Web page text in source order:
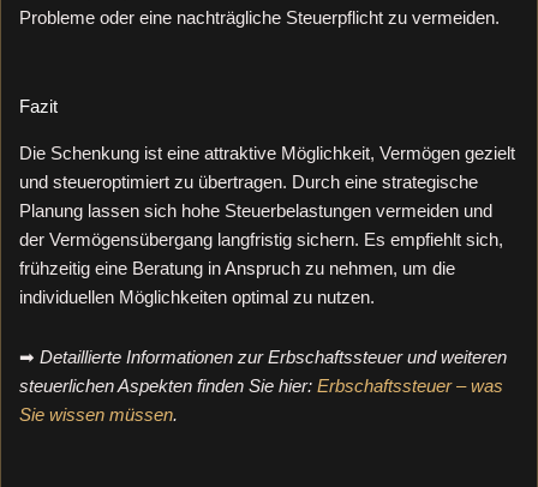
Probleme oder eine nachträgliche Steuerpflicht zu vermeiden.
Fazit
Die Schenkung ist eine attraktive Möglichkeit, Vermögen gezielt
und steueroptimiert zu übertragen. Durch eine strategische
Planung lassen sich hohe Steuerbelastungen vermeiden und
der Vermögensübergang langfristig sichern. Es empfiehlt sich,
frühzeitig eine Beratung in Anspruch zu nehmen, um die
individuellen Möglichkeiten optimal zu nutzen.
➡ Detaillierte Informationen zur Erbschaftssteuer und weiteren
steuerlichen Aspekten finden Sie hier: Erbschaftssteuer – was
Sie wissen müssen.